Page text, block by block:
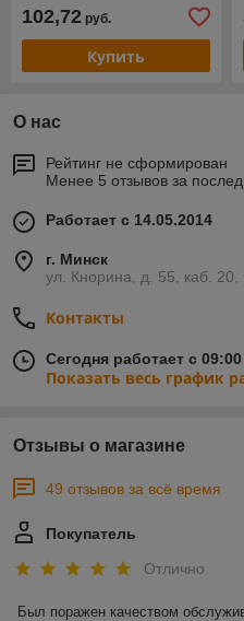
102,72 руб.
Купить
О нас
Рейтинг не сформирован
Менее 5 отзывов за
Работает с 14.05.2014
г. Минск
ул. Кнорина, д. 55, каб.
Контакты
Сегодня работает с
Показать весь график
Отзывы о магазине
49 отзывов за всё время
Покупатель
Отлично
Был поражен качеством